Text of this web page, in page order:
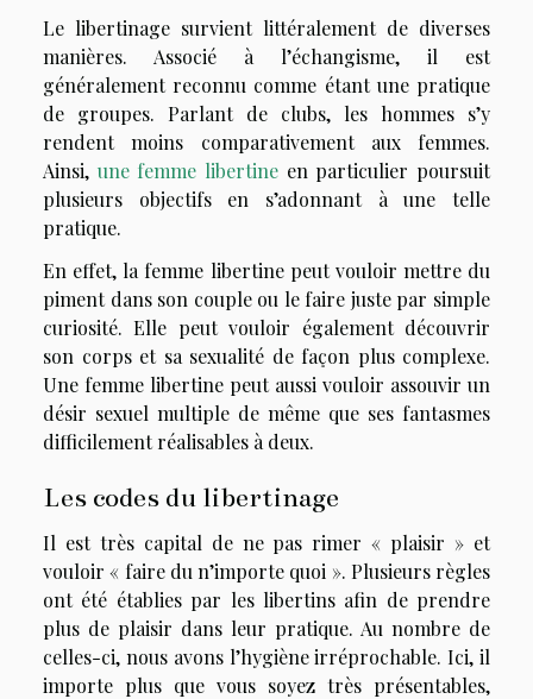
Le libertinage survient littéralement de diverses
manières. Associé à l’échangisme, il est
généralement reconnu comme étant une pratique
de groupes. Parlant de clubs, les hommes s’y
rendent moins comparativement aux femmes.
Ainsi, une femme libertine en particulier poursuit
plusieurs objectifs en s’adonnant à une telle
pratique.
En effet, la femme libertine peut vouloir mettre du
piment dans son couple ou le faire juste par simple
curiosité. Elle peut vouloir également découvrir
son corps et sa sexualité de façon plus complexe.
Une femme libertine peut aussi vouloir assouvir un
désir sexuel multiple de même que ses fantasmes
difficilement réalisables à deux.
Les codes du libertinage
Il est très capital de ne pas rimer « plaisir » et
vouloir « faire du n’importe quoi ». Plusieurs règles
ont été établies par les libertins afin de prendre
plus de plaisir dans leur pratique. Au nombre de
celles-ci, nous avons l’hygiène irréprochable. Ici, il
importe plus que vous soyez très présentables,